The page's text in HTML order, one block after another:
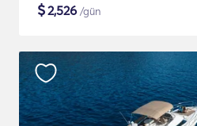
$2,526 /gün